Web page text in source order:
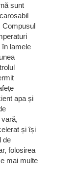
sunt
Compusul
în lamele
apa și
și își
de
folosirea
mai multe